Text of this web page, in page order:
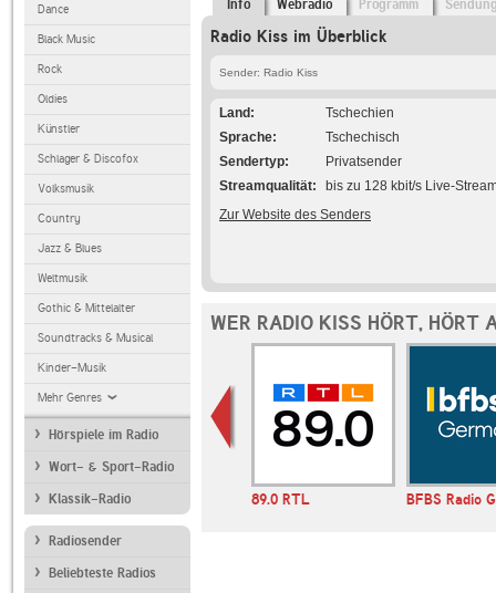
Dance
Black Music
Rock
Oldies
Künstler
Schlager & Discofox
Volksmusik
Country
Jazz & Blues
Weltmusik
Gothic & Mittelalter
Soundtracks & Musical
Kinder-Musik
Mehr Genres
Hörspiele im Radio
Wort- & Sport-Radio
Klassik-Radio
Radiosender
Beliebteste Radios
Info Webradio Programm
Radio Kiss im Überblick
Sender: Radio Kiss
Land
Tschechien
Sprache
Tschechisch
Sendertyp
Privatsender
Streamqualität
bis zu 128 kbit/s Live-
Zur Website des Senders
WER RADIO KISS HÖRT, HÖRT
N-JOY 89.0 RTL BFBS Radio